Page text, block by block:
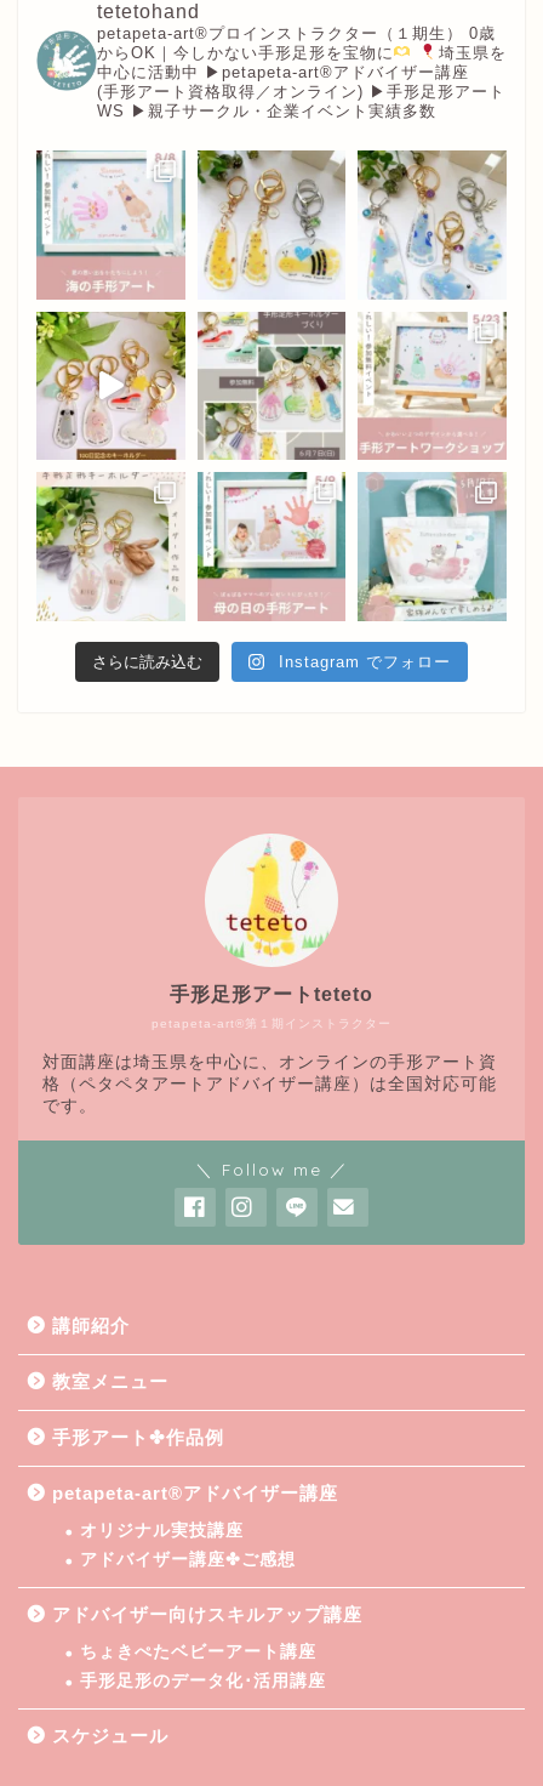
tetetohand
petapeta-art®︎プロインストラクター（１期生）
0歳
からOK｜今しかない手形足形を宝物に
埼玉県を
中心に活動中 ▶︎petapeta-art®アドバイザー講座
(手形アート資格取得／オンライン) ▶︎手形足形アート
WS ▶︎親子サークル・企業イベント実績多数
さらに読み込む Instagram でフォロー
petapeta-art®第１期インストラクター
手形足形アートteteto
対面講座は埼玉県を中心に、オンラインの手形アート資
格（ペタペタアートアドバイザー講座）は全国対応可能
です。
＼ Follow me ／
講師紹介
教室メニュー
手形アート✤作品例
petapeta-art®アドバイザー講座
オリジナル実技講座
アドバイザー講座✤ご感想
アドバイザー向けスキルアップ講座
ちょきぺたベビーアート講座
手形足形のデータ化･活用講座
スケジュール